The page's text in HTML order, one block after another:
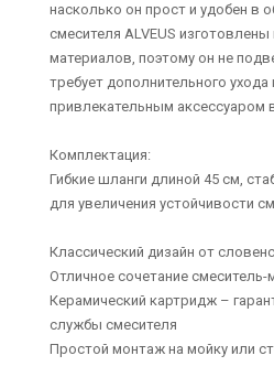
насколько он прост и удобен в
смесителя ALVEUS
материалов, поэтому он не
требует дополнительного
привлекательным аксессуаром
Комплектация:
Гибкие шланги длиной 45 см,
для увеличения устойчивости
Классический дизайн от
Отличное сочетание смеситель-
Керамический картридж –
службы смесителя
Простой монтаж на мойку или